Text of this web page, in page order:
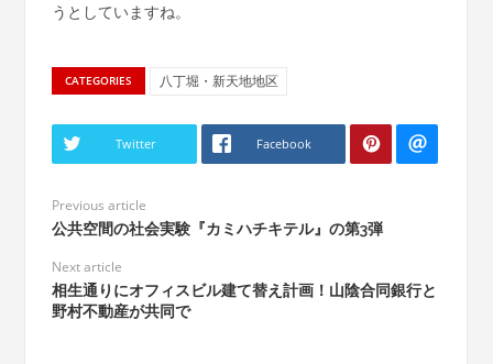
うとしていますね。
CATEGORIES 八丁堀・新天地地区
Twitter Facebook
Previous article
公共空間の社会実験『カミハチキテル』の第3弾
Next article
相生通りにオフィスビル建て替え計画！山陰合同銀行と
野村不動産が共同で